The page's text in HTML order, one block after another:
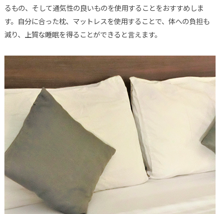
るもの、そして通気性の良いものを使用することをおすすめしま
す。自分に合った枕、マットレスを使用することで、体への負担も
減り、上質な睡眠を得ることができると言えます。